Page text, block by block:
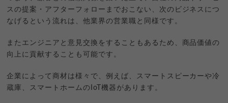
スの提案・アフターフォローまでおこない、次のビジネスにつ
なげるという流れは、他業界の営業職と同様です。
またエンジニアと意見交換をすることもあるため、商品価値の
向上に貢献することも可能です。
企業によって商材は様々で、例えば、スマートスピーカーや冷
蔵庫、スマートホームのIoT機器があります。